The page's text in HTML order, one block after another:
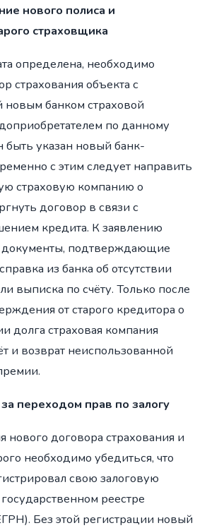
нового полиса и
страховщика
определена, необходимо
страхования объекта с
новым банком страховой
по данному
указан новый банк-
с этим следует направить
страховую компанию о
договор в связи с
кредита. К заявлению
подтверждающие
из банка об отсутствии
выписка по счёту. Только после
от старого кредитора о
долга страховая компания
и возврат неиспользованной
переходом прав по залогу
нового договора страхования и
необходимо убедиться, что
свою залоговую
реестре
Без этой регистрации новый